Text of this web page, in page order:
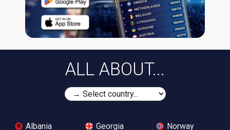
ALL ABOUT...
Albania
Georgia
Norway